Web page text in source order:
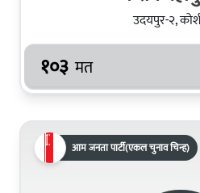
उदयपुर-२,
१०३ मत
आम जनता पार्टी(एकल चुनाव चिन्ह)